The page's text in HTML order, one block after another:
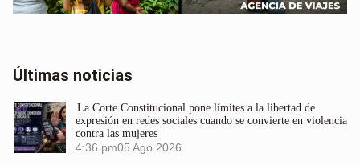
Últimas noticias
La Corte Constitucional pone límites a la libertad de
expresión en redes sociales cuando se convierte en violencia
contra las mujeres
4:36 pm05 Ago 2026